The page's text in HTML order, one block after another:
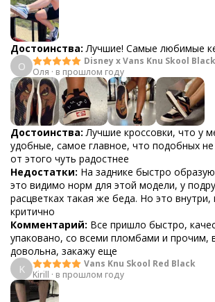
Достоинства: Лучшие! Самые любимые
О
Disney x Vans Knu Skool
Оля · в прошлом году
Достоинства: Лучшие кроссовки, что у
удобные, самое главное, что подобных не
от этого чуть радостнее
Недостатки: На заднике быстро
это видимо норм для этой модели, у
расцветках такая же беда. Но это внутри,
критично
Комментарий: Все пришло быстро,
упаковано, со всеми пломбами и прочим,
довольна, закажу еще
K
Vans Knu Skool Red Black
Kirill · в прошлом году